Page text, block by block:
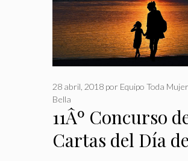
11Âº Concurso
Cartas del Día
28 abril, 2018 por Equipo Toda
Bella